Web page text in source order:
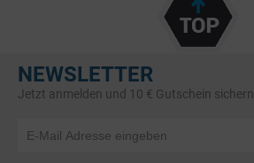
NEWSLETTER
Jetzt anmelden und 10 € Gutschein sichern